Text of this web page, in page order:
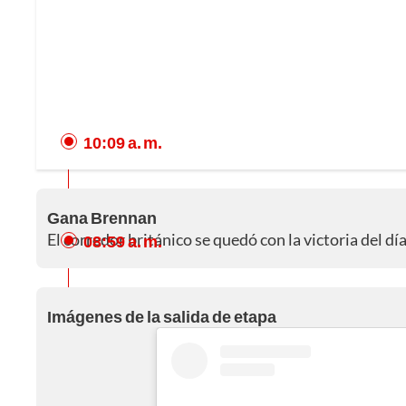
10:09 a. m.
Gana Brennan
El corredor británico se quedó con la victoria del
08:59 a. m.
Imágenes de la salida de etapa